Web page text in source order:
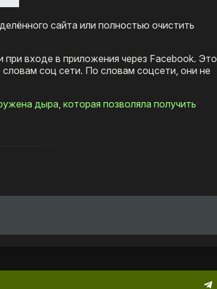
сайта или полностью очистить
входе в приложения через Facebook. Это
соц сети. По словам соцсети, они не
дыра, которая позволяла получить